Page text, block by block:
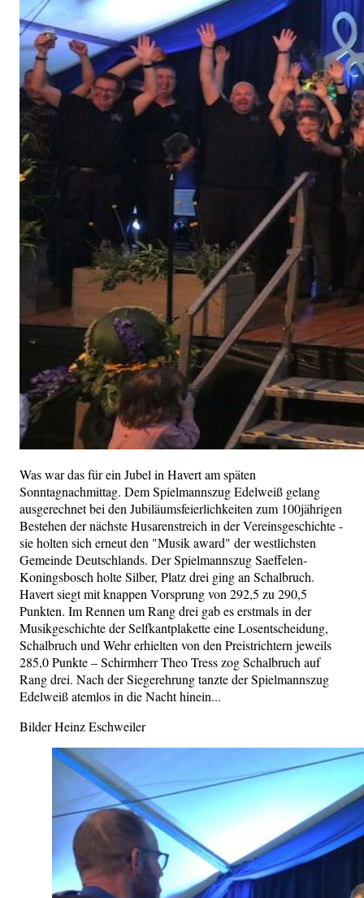
Was war das für ein Jubel in Havert am späten
Sonntagnachmittag. Dem Spielmannszug Edelweiß gelang
ausgerechnet bei den Jubiläumsfeierlichkeiten zum 100jährigen
Bestehen der nächste Husarenstreich in der Vereinsgeschichte -
sie holten sich erneut den "Musik award" der westlichsten
Gemeinde Deutschlands. Der Spielmannszug Saeffelen-
Koningsbosch holte Silber, Platz drei ging an Schalbruch.
Havert siegt mit knappen Vorsprung von 292,5 zu 290,5
Punkten. Im Rennen um Rang drei gab es erstmals in der
Musikgeschichte der Selfkantplakette eine Losentscheidung,
Schalbruch und Wehr erhielten von den Preistrichtern jeweils
285,0 Punkte – Schirmherr Theo Tress zog Schalbruch auf
Rang drei. Nach der Siegerehrung tanzte der Spielmannszug
Edelweiß atemlos in die Nacht hinein...
Bilder Heinz Eschweiler